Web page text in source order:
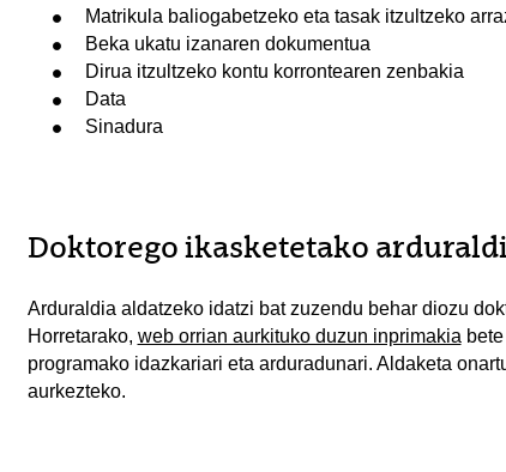
Matrikula baliogabetzeko eta tasak itzultzeko
Beka ukatu izanaren dokumentua
Dirua itzultzeko kontu korrontearen zenbakia
Data
Sinadura
Doktorego ikasketetako
Arduraldia aldatzeko idatzi bat zuzendu behar diozu
Horretarako, web orrian aurkituko duzun inprimakiabete
programako idazkariari eta arduradunari. Aldaketa
aurkezteko.